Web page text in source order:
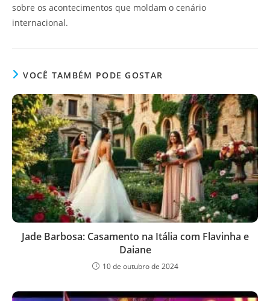
sobre os acontecimentos que moldam o cenário
internacional.
VOCÊ TAMBÉM PODE GOSTAR
Jade Barbosa: Casamento na Itália com Flavinha e
Daiane
10 de outubro de 2024